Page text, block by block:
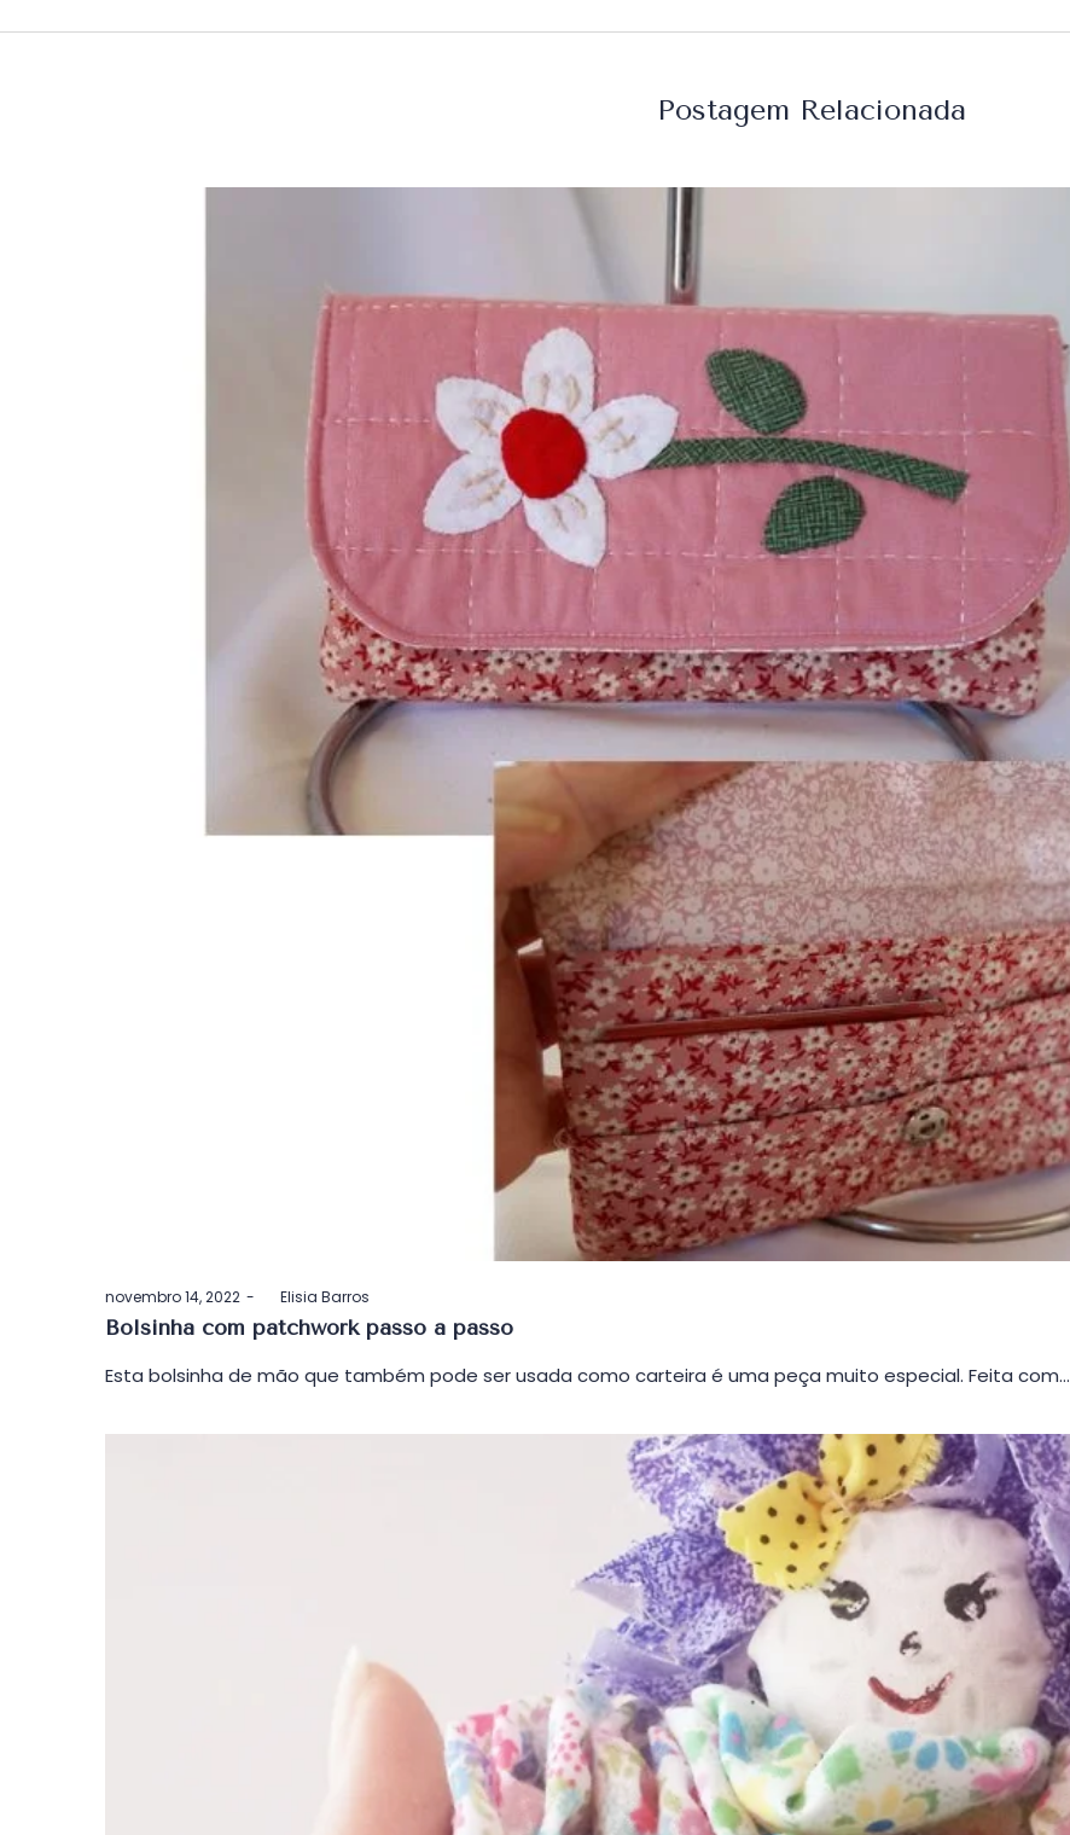
Postagem Relacionada
Postado
em
novembro 14, 2022 byElisia Barros
Bolsinha com patchwork passo a passo
Esta bolsinha de mão que também pode ser usada como carteira é uma peça muito especial. Feita com…